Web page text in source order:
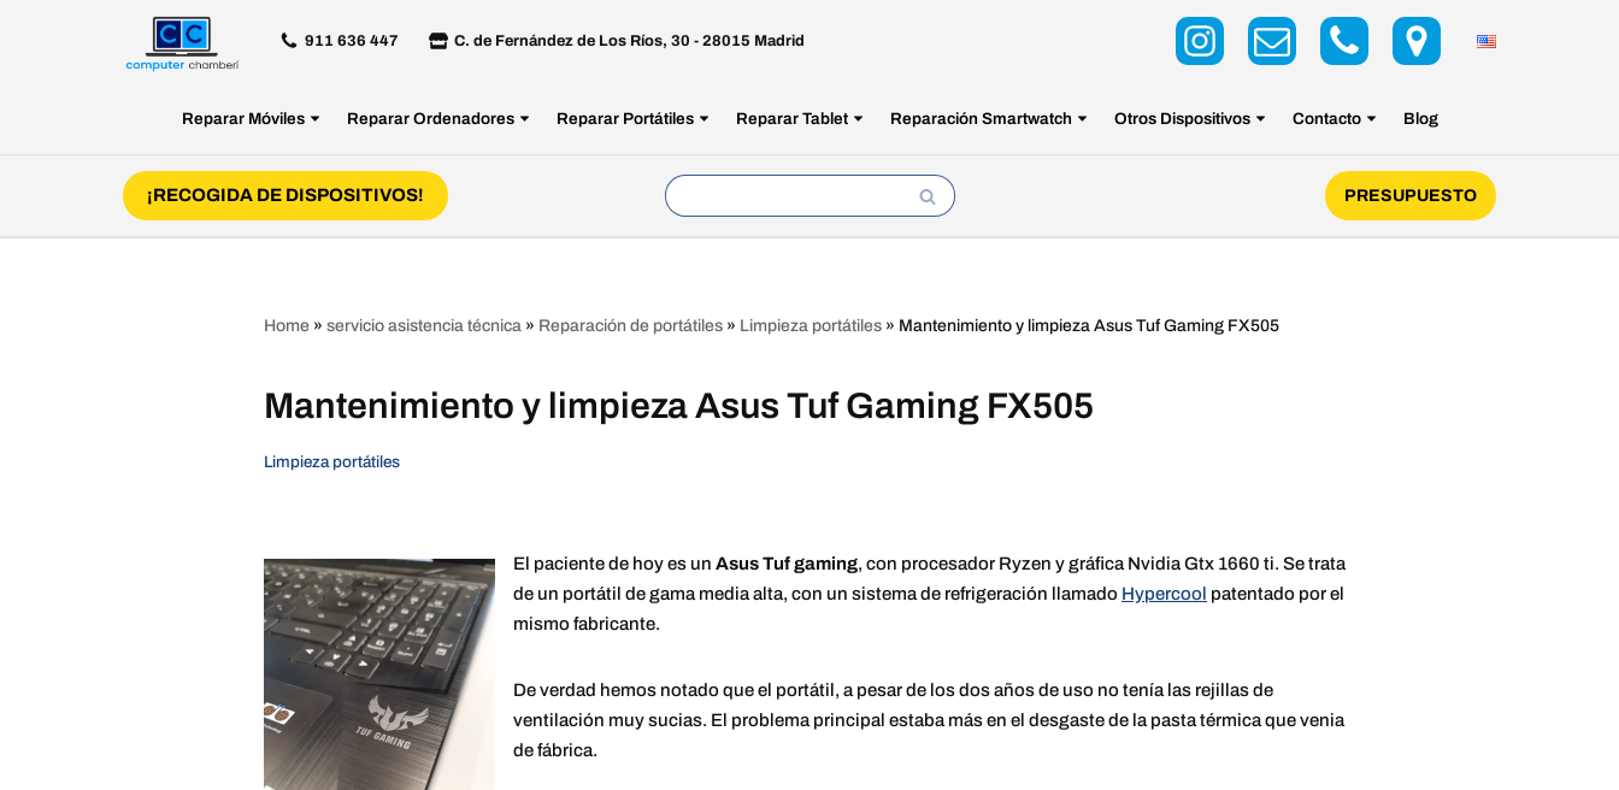
911 636 447 C. de Fernández de Los Ríos, 30 - 28015 Madrid
Reparar Móviles Reparar Ordenadores Reparar Portátiles Reparar Tablet Reparación Smartwatch Otros Dispositivos Contacto Blog
¡RECOGIDA DE DISPOSITIVOS! PRESUPUESTO
Home » servicio asistencia técnica » Reparación de portátiles » Limpieza portátiles » Mantenimiento y limpieza Asus Tuf Gaming FX505
Mantenimiento y limpieza Asus Tuf Gaming FX505
Limpieza portátiles
El paciente de hoy es un Asus Tuf gaming, con procesador Ryzen y gráfica Nvidia Gtx 1660 ti. Se trata
de un portátil de gama media alta, con un sistema de refrigeración llamado Hypercool patentado por el
mismo fabricante.
De verdad hemos notado que el portátil, a pesar de los dos años de uso no tenía las rejillas de
ventilación muy sucias. El problema principal estaba más en el desgaste de la pasta térmica que venia
de fábrica.